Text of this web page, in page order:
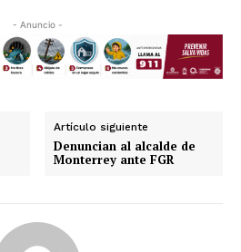
- Anuncio -
Artículo siguiente
Denuncian al alcalde de
Monterrey ante FGR